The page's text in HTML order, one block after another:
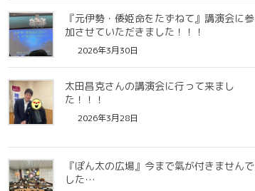
『元伊勢・倭姫命をたずねて』講演会に参
加させていただきました！！！
2026年3月30日
太田昌克さんの講演会に行って来まし
た！！！
2026年3月28日
『ぽん太の広場』今まで氣が付きませんで
した…